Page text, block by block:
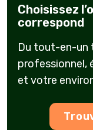
Choisissez
correspond
Du tout-en-un
professionnel,
et votre